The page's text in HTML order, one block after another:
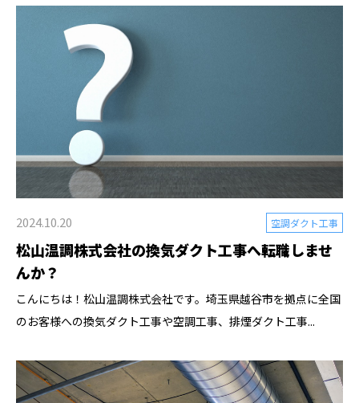
2024.10.20 空調ダクト工事
松山温調株式会社の換気ダクト工事へ転職しませ
んか？
こんにちは！松山温調株式会社です。埼玉県越谷市を拠点に全国
のお客様への換気ダクト工事や空調工事、排煙ダクト工事...